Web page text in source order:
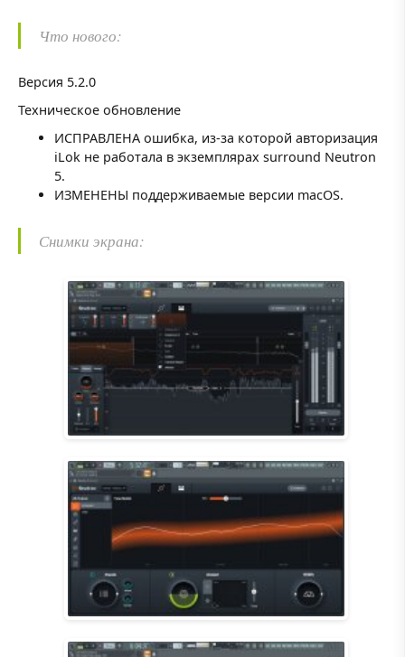
Что нового:
Версия 5.2.0
Техническое обновление
ИСПРАВЛЕНА ошибка, из-за которой авторизация
iLok не работала в экземплярах surround Neutron
5.
ИЗМЕНЕНЫ поддерживаемые версии macOS.
Снимки экрана: